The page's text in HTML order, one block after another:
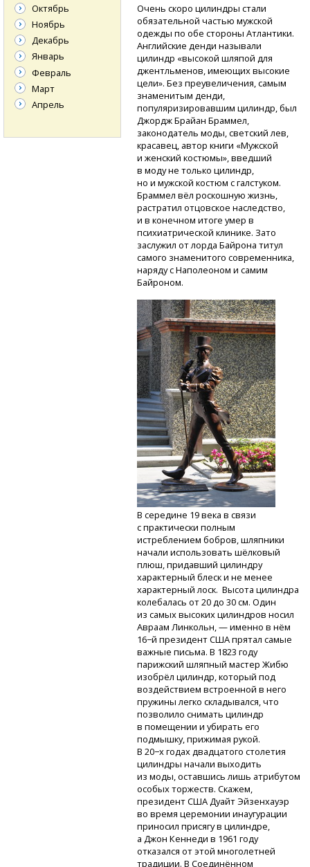
Очень скоро цилиндры стали
обязательной частью мужской
одежды по обе стороны Атлантики.
Английские денди называли
цилиндр «высокой шляпой для
джентльменов, имеющих высокие
цели». Без преувеличения, самым
знаменитым денди,
популяризировавшим цилиндр, был
Джордж Брайан Браммел,
законодатель моды, светский лев,
красавец, автор книги «Мужской
и женский костюмы», введший
в моду не только цилиндр,
но и мужской костюм с галстуком.
Браммел вёл роскошную жизнь,
растратил отцовское наследство,
и в конечном итоге умер в
психиатрической клинике. Зато
заслужил от лорда Байрона титул
самого знаменитого современника,
наряду с Наполеоном и самим
Байроном.
В середине 19 века в связи
с практически полным
истреблением бобров, шляпники
начали использовать шёлковый
плюш, придавший цилиндру
характерный блеск и не менее
характерный лоск. Высота цилиндра
колебалась от 20 до 30 см. Один
из самых высоких цилиндров носил
Авраам Линкольн, — именно в нём
16−й президент США прятал самые
важные письма. В 1823 году
парижский шляпный мастер Жибю
изобрёл цилиндр, который под
воздействием встроенной в него
пружины легко складывался, что
позволило снимать цилиндр
в помещении и убирать его
подмышку, прижимая рукой.
В 20−х годах двадцатого столетия
цилиндры начали выходить
из моды, оставшись лишь атрибутом
особых торжеств. Скажем,
президент США Дуайт Эйзенхауэр
во время церемонии инаугурации
приносил присягу в цилиндре,
а Джон Кеннеди в 1961 году
отказался от этой многолетней
традиции. В Соединённом
Октябрь
Ноябрь
Декабрь
Январь
Февраль
Март
Апрель